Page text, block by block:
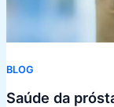
BLOG
Saúde da